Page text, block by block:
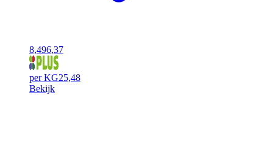
8,496,37
per KG25,48
Bekijk